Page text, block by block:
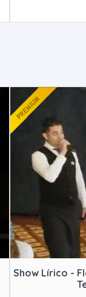
Show Lírico -